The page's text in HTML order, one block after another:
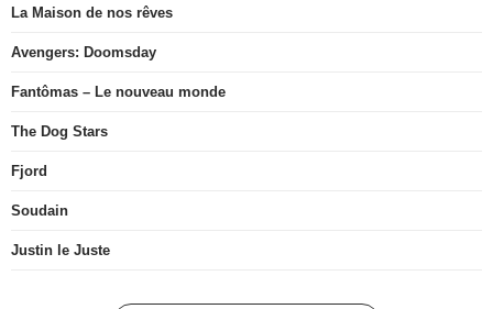
La Maison de nos rêves
Avengers: Doomsday
Fantômas – Le nouveau monde
The Dog Stars
Fjord
Soudain
Justin le Juste